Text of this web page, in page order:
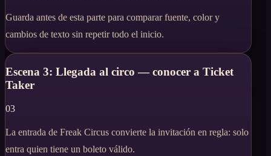
Guarda antes de esta parte para comparar fuente, color y
cambios de texto sin repetir todo el inicio.
Escena 3: Llegada al circo — conocer a Ticket
Taker
03
La entrada de Freak Circus convierte la invitación en regla: solo
entra quien tiene un boleto válido.